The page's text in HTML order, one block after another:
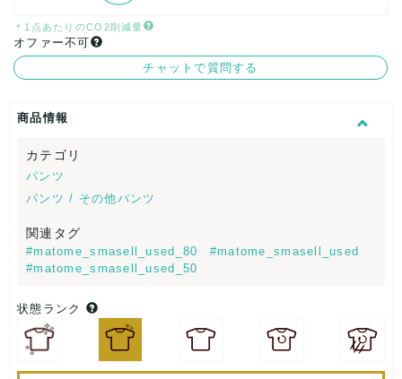
＊1点あたりのCO2削減量
オファー不可
チャットで質問する
商品情報
カテゴリ
パンツ
パンツ / その他パンツ
関連タグ
#matome_smasell_used_80
#matome_smasell_used
#matome_smasell_used_50
状態ランク